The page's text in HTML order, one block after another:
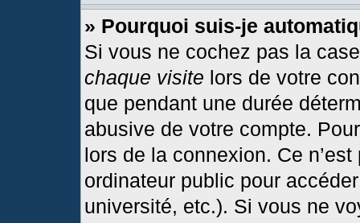
» Pourquoi suis-je
Si vous ne cochez pas la
chaque visite lors de votre
que pendant une durée
abusive de votre compte.
lors de la connexion. Ce
ordinateur public pour
université, etc.). Si vous ne